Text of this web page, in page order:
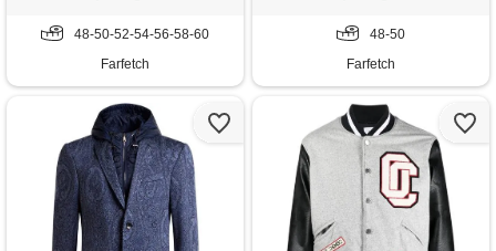
48-50-52-54-56-58-60
Farfetch
48-50
Farfetch